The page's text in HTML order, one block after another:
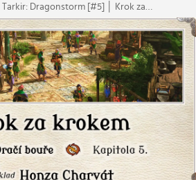
Tarkir: Dragonstorm [#5] │ Krok za
krokem